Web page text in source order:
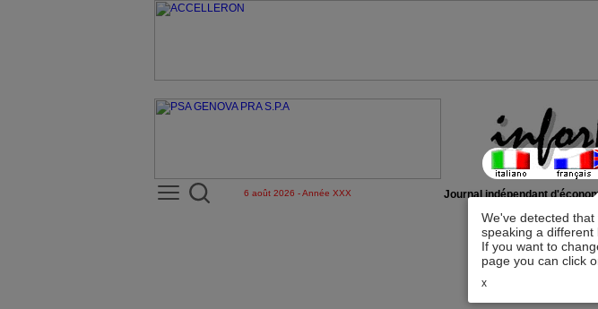
We've detected
speaking a different
If you want to
page you can click
x
6 août 2026 - Année XXX Journal indépendant